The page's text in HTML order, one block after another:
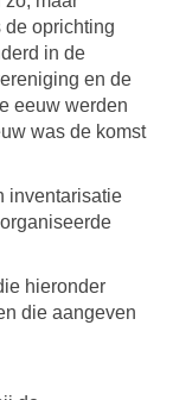
de oprichting
in de
en de
eeuw werden
was de komst
inventarisatie
hieronder
die aangeven